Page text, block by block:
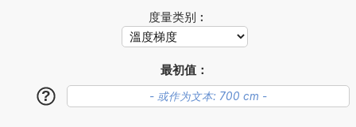
度量类别︰
最初值：
?